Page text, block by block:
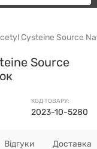
Cysteine Source
Source
КОД ТОВАРУ:
2023-10-5280
Відгуки Доставка